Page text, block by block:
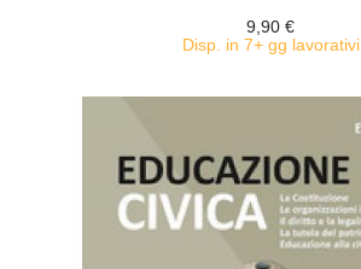
9,90 €
Disp. in 7+ gg lavorativi